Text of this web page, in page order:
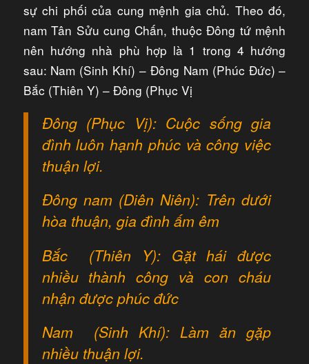
sự chi phối của cung mệnh gia chủ. Theo đó,
nam Tân Sửu cung Chấn, thuộc Đông tứ mệnh
nên hướng nhà phù hợp là 1 trong 4 hướng
sau: Nam (Sinh Khí) – Đông Nam (Phúc Đức) –
Bắc (Thiên Y) – Đông (Phục Vị
Đông (Phục Vị): Cuộc sống gia
đình luôn hạnh phúc và công việc
thuận lợi.
Đông nam (Diên Niên): Trên dưới
hòa thuận, gia đình ấm êm
Bắc (Thiên Y): Gặt hái được
nhiều thành công và con cháu
nhận được phúc đức
Nam (Sinh Khí): Làm ăn gặp
nhiều thuận lợi.